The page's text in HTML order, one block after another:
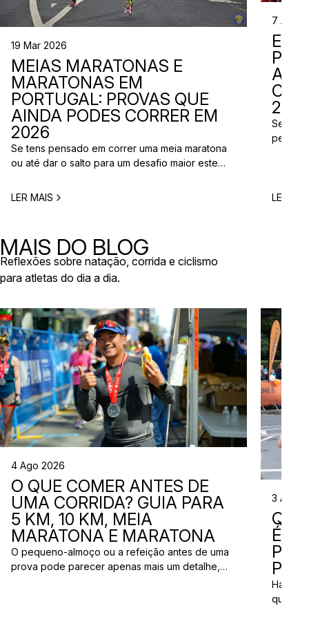
19 Mar 2026
MEIAS MARATONAS E
MARATONAS EM
PORTUGAL: PROVAS QUE
AINDA PODES CORRER EM
2026
Se tens pensado em correr uma meia maratona
ou até dar o salto para um desafio maior este
planear. Entre a primavera e o verão, o
LER MAIS
7 Abr
Se
perto
LER
MAIS DO BLOG
Reflexões sobre natação, corrida e ciclismo
para atletas do dia a dia.
4 Ago 2026
O QUE COMER ANTES DE
UMA CORRIDA? GUIA PARA
5 KM, 10 KM, MEIA
MARATONA E MARATONA
O pequeno-almoço ou a refeição antes de uma
prova pode parecer apenas mais um detalhe,
3 Ago
ÉS?
Há
quem